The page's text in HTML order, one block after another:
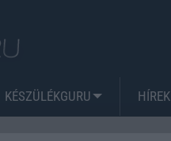
KÉSZÜLÉKGURU HÍREK